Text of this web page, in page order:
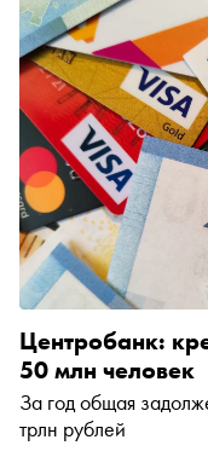
Центробанк:
50 млн человек
За год общая
трлн рублей